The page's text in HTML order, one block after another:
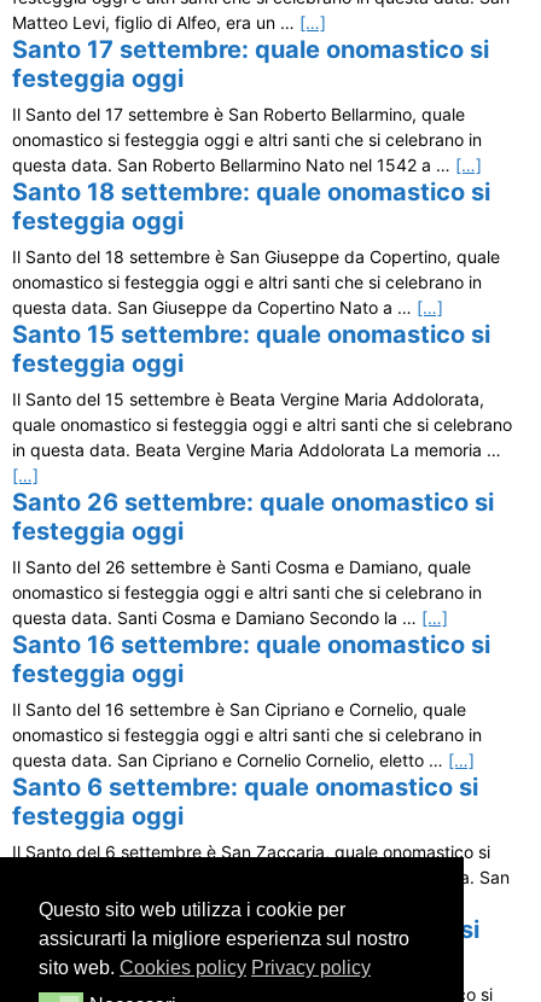
Matteo Levi, figlio di Alfeo, era un … […]
Santo 17 settembre: quale onomastico si
festeggia oggi
Il Santo del 17 settembre è San Roberto Bellarmino, quale
onomastico si festeggia oggi e altri santi che si celebrano in
questa data. San Roberto Bellarmino Nato nel 1542 a … […]
Santo 18 settembre: quale onomastico si
festeggia oggi
Il Santo del 18 settembre è San Giuseppe da Copertino, quale
onomastico si festeggia oggi e altri santi che si celebrano in
questa data. San Giuseppe da Copertino Nato a … […]
Santo 15 settembre: quale onomastico si
festeggia oggi
Il Santo del 15 settembre è Beata Vergine Maria Addolorata,
quale onomastico si festeggia oggi e altri santi che si celebrano
in questa data. Beata Vergine Maria Addolorata La memoria …
[…]
Santo 26 settembre: quale onomastico si
festeggia oggi
Il Santo del 26 settembre è Santi Cosma e Damiano, quale
onomastico si festeggia oggi e altri santi che si celebrano in
questa data. Santi Cosma e Damiano Secondo la … […]
Santo 16 settembre: quale onomastico si
festeggia oggi
Il Santo del 16 settembre è San Cipriano e Cornelio, quale
onomastico si festeggia oggi e altri santi che si celebrano in
questa data. San Cipriano e Cornelio Cornelio, eletto … […]
Santo 6 settembre: quale onomastico si
festeggia oggi
Il Santo del 6 settembre è San Zaccaria, quale onomastico si
festeggia oggi e altri santi che si celebrano in questa data. San
Zaccaria Zaccaria, autore del libro omonimo della …
Santo 4 settembre: quale onomastico si
festeggia oggi
Il Santo del 4 settembre è Santa Rosalia, quale onomastico si
Questo sito web utilizza i cookie per
assicurarti la migliore esperienza sul nostro
sito web. Cookies policy Privacy policy